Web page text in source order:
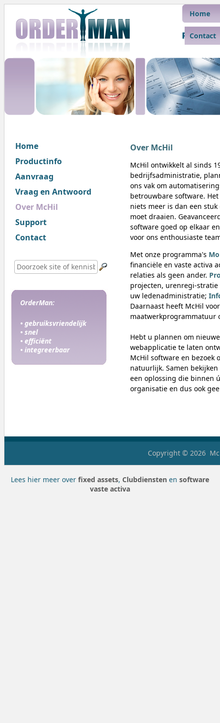
Home
Contact
Home
Productinfo
Aanvraag
Vraag en Antwoord
Over McHil
Support
Contact
OrderMan:
• gebruiksvriendelijk
• snel
• efficiënt
• integreerbaar
Over McHil
McHil ontwikkelt al sinds
bedrijfsadministratie,
ons vak om
betrouwbare software.
niets meer is dan een
moet draaien.
software goed op elkaar
voor ons enthousiaste
Met onze programma's
financiële en vaste activa
relaties als geen ander.
projecten, urenregi-
uw ledenadministratie;
Daarnaast heeft McHil
maatwerkprogrammatuur
Hebt u plannen om
webapplicatie te laten
McHil software en bezoek
natuurlijk. Samen
een oplossing die binnen
organisatie en dus ook
Copyright © 2026
Lees hier meer over fixed assets, Clubdiensten en software
vaste activa